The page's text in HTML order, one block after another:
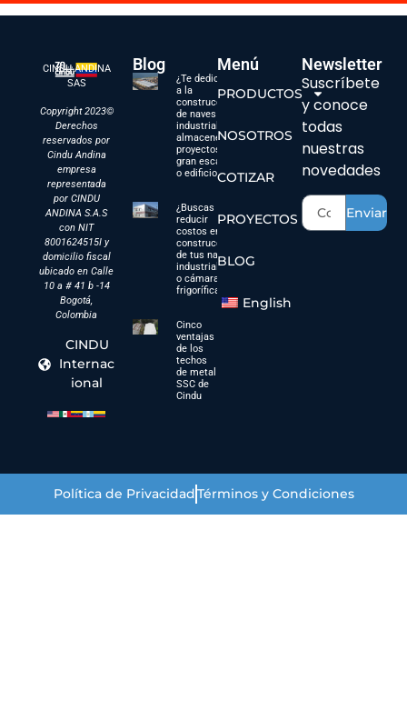
CINDU ANDINA
SAS
Copyright 2023©
Derechos
reservados por
Cindu Andina
empresa
representada
por CINDU
ANDINA S.A.S
con NIT
8001624515I y
domicilio fiscal
ubicado en Calle
10 a # 41 b -14
Bogotá,
Colombia
CINDU
Internac
ional
Blog
¿Te dedicas
a la
construcción
de naves
industriales,
almacenes,
proyectos a
gran escala
o edificios?
¿Buscas
reducir
costos en la
construcción
de tus naves
industriales
o cámaras
frigoríficas?
Cinco
ventajas
de los
techos
de metal
SSC de
Cindu
Menú
PRODUCTOS
NOSOTROS
COTIZAR
PROYECTOS
BLOG
English
Newsletter
Suscríbete
y conoce
todas
nuestras
novedades
Enviar
Política de PrivacidadTérminos y Condiciones